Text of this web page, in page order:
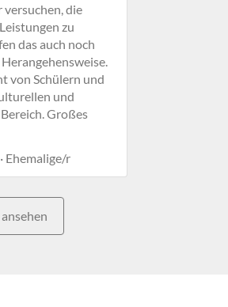
versuchen, die
zu
das auch noch
von Schülern und
und
Großes
Ehemalige/r